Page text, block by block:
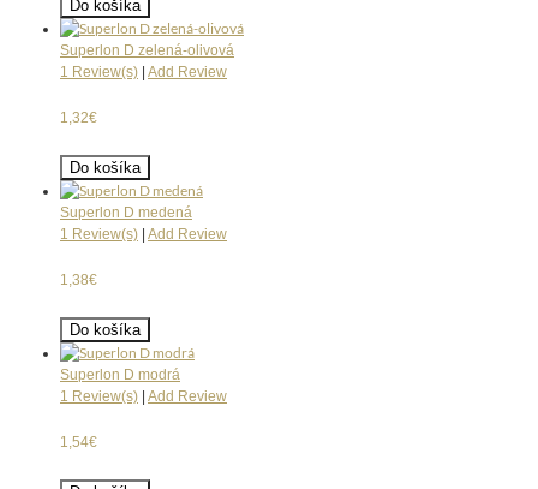
Do košíka
Superlon D zelená-olivová
1 Review(s) Add Review
1,32€
Do košíka
Superlon D medená
1 Review(s) Add Review
1,38€
Do košíka
Superlon D modrá
1 Review(s) Add Review
1,54€